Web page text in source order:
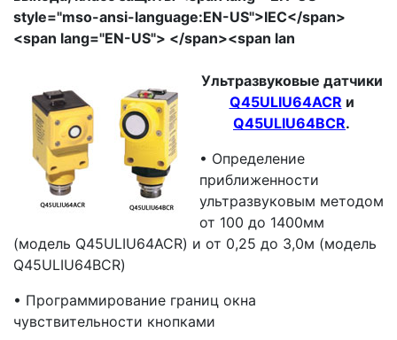
style="mso-ansi-language:EN-US">IEC</span>
<span lang="EN-US"> </span><span lan
Ультразвуковые датчики
Q45ULIU64ACR и
Q45ULIU64BCR.
• Определение
приближенности
ультразвуковым методом
от 100 до 1400мм
(модель Q45ULIU64ACR) и от 0,25 до 3,0м (модель
Q45ULIU64BCR)
• Программирование границ окна
чувствительности кнопками